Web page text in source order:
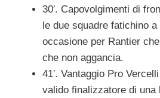
30′. Capovolgimenti di
le due squadre fatichino
occasione per Rantier
che non aggancia.
41′. Vantaggio Pro
valido finalizzatore di una